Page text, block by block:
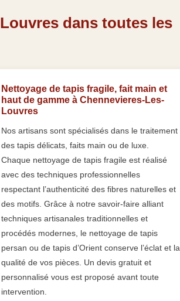
dans toutes les
Nettoyage de tapis fragile, fait main et
haut de gamme à Chennevieres-Les-
Louvres
Nos artisans sont spécialisés dans le traitement
des tapis délicats, faits main ou de luxe.
Chaque nettoyage de tapis fragile est réalisé
avec des techniques professionnelles
respectant l’authenticité des fibres naturelles et
des motifs. Grâce à notre savoir-faire alliant
techniques artisanales traditionnelles et
procédés modernes, le nettoyage de tapis
persan ou de tapis d’Orient conserve l’éclat et la
qualité de vos pièces. Un devis gratuit et
personnalisé vous est proposé avant toute
intervention.